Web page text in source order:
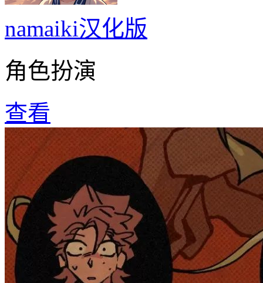
namaiki汉化版
角色扮演
查看